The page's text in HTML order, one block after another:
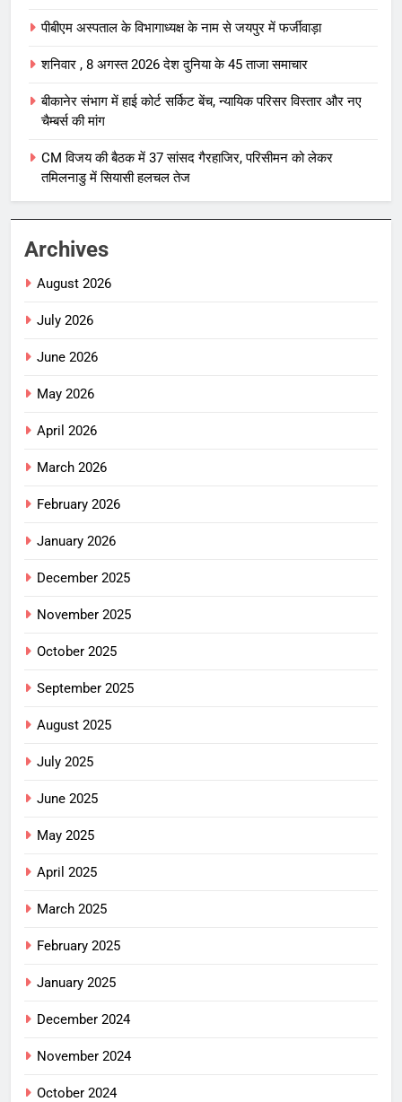
पीबीएम अस्पताल के विभागाध्यक्ष के नाम से जयपुर में फर्जीवाड़ा
शनिवार , 8 अगस्त 2026 देश दुनिया के 45 ताजा समाचार
बीकानेर संभाग में हाई कोर्ट सर्किट बेंच, न्यायिक परिसर विस्तार और नए
चैम्बर्स की मांग
CM विजय की बैठक में 37 सांसद गैरहाजिर, परिसीमन को लेकर
तमिलनाडु में सियासी हलचल तेज
Archives
August 2026
July 2026
June 2026
May 2026
April 2026
March 2026
February 2026
January 2026
December 2025
November 2025
October 2025
September 2025
August 2025
July 2025
June 2025
May 2025
April 2025
March 2025
February 2025
January 2025
December 2024
November 2024
October 2024